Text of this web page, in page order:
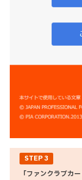
STEP 3
「ファンクラブカ